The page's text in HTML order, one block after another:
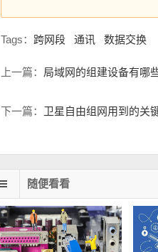
Tags： 跨网段 通讯 数据交换
上一篇： 局域网的组建设备有哪些
下一篇： 卫星自由组网用到的关
随便看看